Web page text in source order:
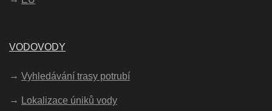
VODOVODY
Vyhledávání trasy potrubí
Lokalizace úniků vody